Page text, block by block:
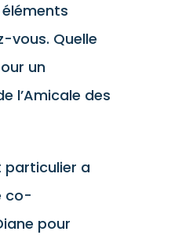
vous. Quelle
un
l’Amicale des
particulier a
co-
pour